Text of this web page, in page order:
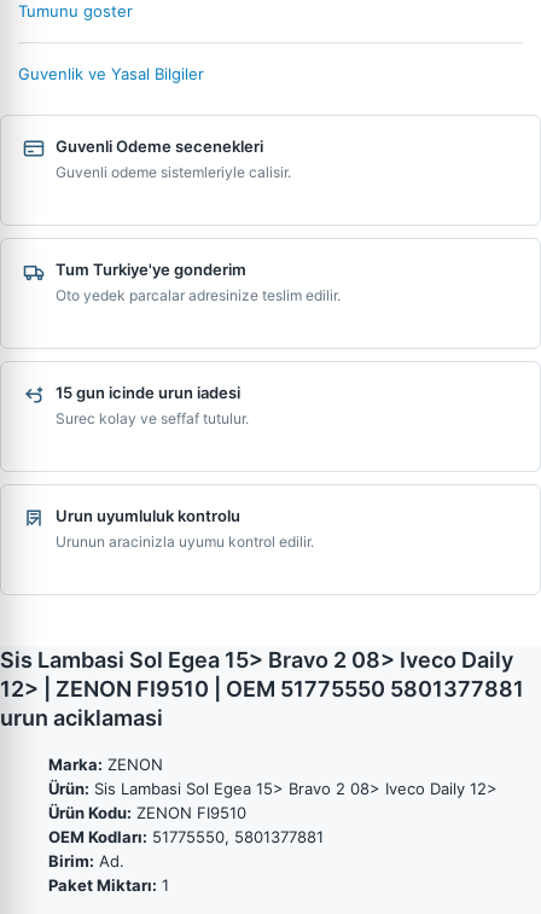
Tumunu goster
Guvenlik ve Yasal Bilgiler
Guvenli Odeme secenekleri
Guvenli odeme sistemleriyle calisir.
Tum Turkiye'ye gonderim
Oto yedek parcalar adresinize teslim edilir.
15 gun icinde urun iadesi
Surec kolay ve seffaf tutulur.
Urun uyumluluk kontrolu
Urunun aracinizla uyumu kontrol edilir.
Sis Lambasi Sol Egea 15> Bravo 2 08> Iveco Daily
12> | ZENON FI9510 | OEM 51775550 5801377881
urun aciklamasi
Marka: ZENON
Ürün: Sis Lambasi Sol Egea 15> Bravo 2 08> Iveco Daily 12>
Ürün Kodu: ZENON FI9510
OEM Kodları: 51775550, 5801377881
Birim: Ad.
Paket Miktarı: 1